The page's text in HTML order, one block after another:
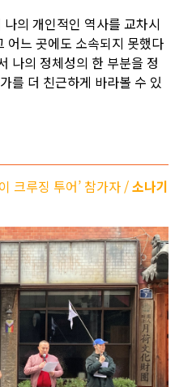
의 개인적인 역사를 교차시
어느 곳에도 소속되지 못했다
나의 정체성의 한 부분을 정
를 더 친근하게 바라볼 수 있
크루징 투어’ 참가자 /소나기